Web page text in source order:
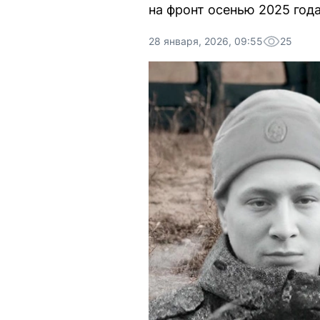
на фронт осенью 2025
28 января, 2026, 09:55 25